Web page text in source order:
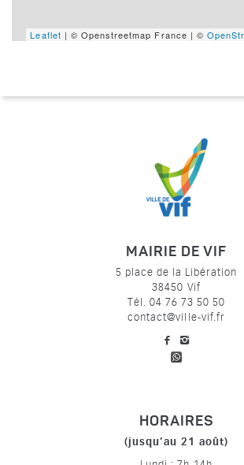
Leaflet | © Openstreetmap France | ©
MAIRIE DE VIF
5 place de la Libération
38450 Vif
Tél. 04 76 73 50 50
contact@ville-vif.fr
voir notre
HORAIRES
(jusqu’au 21 août)